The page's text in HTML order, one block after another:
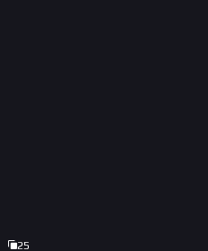
25